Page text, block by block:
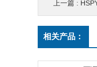
上一篇 :
相关产品：